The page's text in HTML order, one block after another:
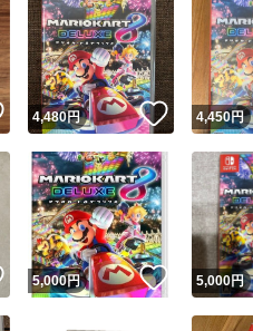
いいね！
4,480円 いいね！
4,450円
いいね！
5,000円 いいね！
5,000円